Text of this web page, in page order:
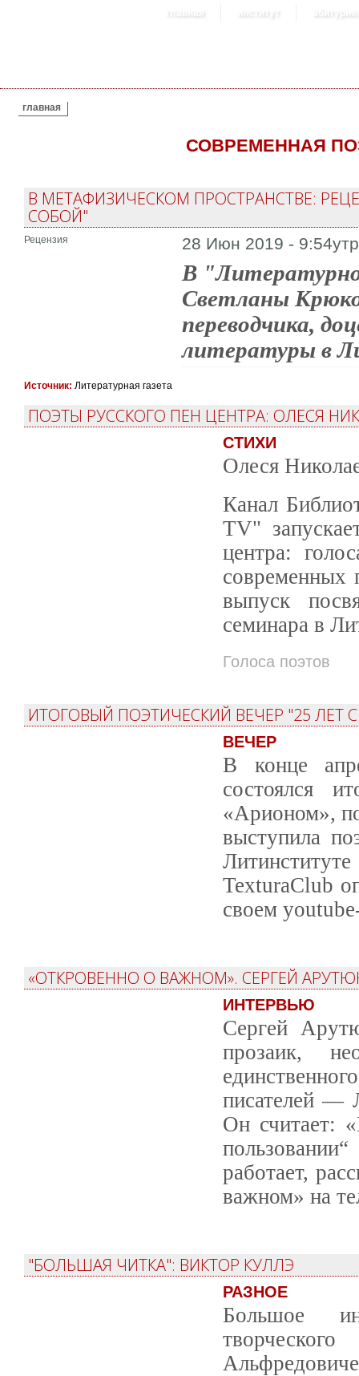
главная институт
ВЫ ЗДЕСЬ
главная
СОВРЕМЕННАЯ
В МЕТАФИЗИЧЕСКОМ ПРОСТРАНСТВЕ:
СОБОЙ"
Рецензия 28 Июн 2019 -
В
Светланы
переводчика,
литературы в
Источник: Литературная газета
ПОЭТЫ РУССКОГО ПЕН ЦЕНТРА: ОЛЕСЯ
СТИХИ
Олеся
Канал
TV"
центра:
современных
выпуск
семинара в
Голоса поэтов
ИТОГОВЫЙ ПОЭТИЧЕСКИЙ ВЕЧЕР "25 ЛЕТ
ВЕЧЕР
В конце
состоялся
«Арионом»,
выступила
TexturaClub
своем
«ОТКРОВЕННО О ВАЖНОМ». СЕРГЕЙ
ИНТЕРВЬЮ
Сергей
прозаик,
писателей —
Он считает:
работает,
важном» на
"БОЛЬШАЯ ЧИТКА": ВИКТОР КУЛЛЭ
РАЗНОЕ
Большое